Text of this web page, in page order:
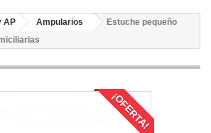
AP Ampularios
Estuche pequeño
¡OFERTA!